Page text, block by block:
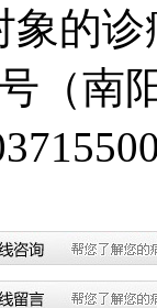
象的诊
（南